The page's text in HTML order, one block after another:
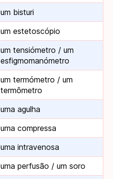
um bisturi
um estetoscópio
um tensiómetro / um
esfigmomanómetro
um termómetro / um
termômetro
uma agulha
uma compressa
uma intravenosa
uma perfusão / um soro